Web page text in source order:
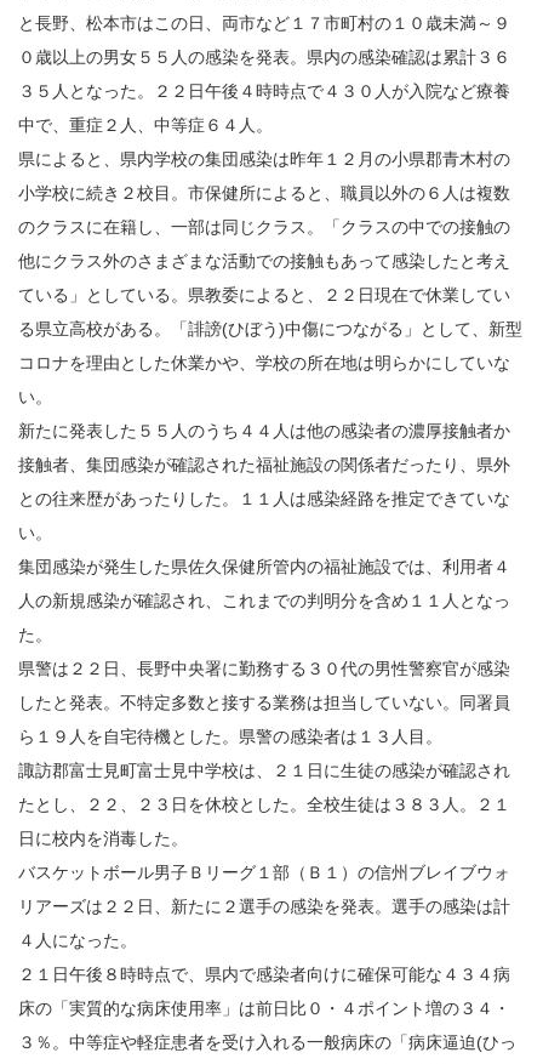
と長野、松本市はこの日、両市など１７市町村の１０歳未満～９
０歳以上の男女５５人の感染を発表。県内の感染確認は累計３６
３５人となった。２２日午後４時時点で４３０人が入院など療養
中で、重症２人、中等症６４人。
県によると、県内学校の集団感染は昨年１２月の小県郡青木村の
小学校に続き２校目。市保健所によると、職員以外の６人は複数
のクラスに在籍し、一部は同じクラス。「クラスの中での接触の
他にクラス外のさまざまな活動での接触もあって感染したと考え
ている」としている。県教委によると、２２日現在で休業してい
る県立高校がある。「誹謗(ひぼう)中傷につながる」として、新型
コロナを理由とした休業かや、学校の所在地は明らかにしていな
い。
新たに発表した５５人のうち４４人は他の感染者の濃厚接触者か
接触者、集団感染が確認された福祉施設の関係者だったり、県外
との往来歴があったりした。１１人は感染経路を推定できていな
い。
集団感染が発生した県佐久保健所管内の福祉施設では、利用者４
人の新規感染が確認され、これまでの判明分を含め１１人となっ
た。
県警は２２日、長野中央署に勤務する３０代の男性警察官が感染
したと発表。不特定多数と接する業務は担当していない。同署員
ら１９人を自宅待機とした。県警の感染者は１３人目。
諏訪郡富士見町富士見中学校は、２１日に生徒の感染が確認され
たとし、２２、２３日を休校とした。全校生徒は３８３人。２１
日に校内を消毒した。
バスケットボール男子Ｂリーグ１部（Ｂ１）の信州ブレイブウォ
リアーズは２２日、新たに２選手の感染を発表。選手の感染は計
４人になった。
２１日午後８時時点で、県内で感染者向けに確保可能な４３４病
床の「実質的な病床使用率」は前日比０・４ポイント増の３４・
３％。中等症や軽症患者を受け入れる一般病床の「病床逼迫(ひっ